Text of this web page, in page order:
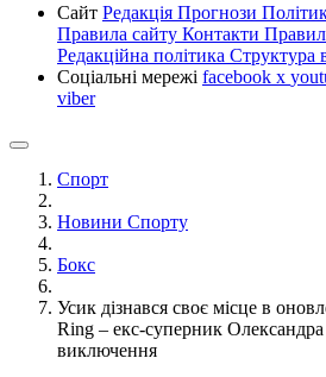
Сайт Редакція Прогнози
Правила сайту Контакти
Редакційна політика Структура
Соціальні мережі facebook x
viber
Спорт
Новини Спорту
Бокс
Усик дізнався своє місце в
Ring – екс-суперник
виключення